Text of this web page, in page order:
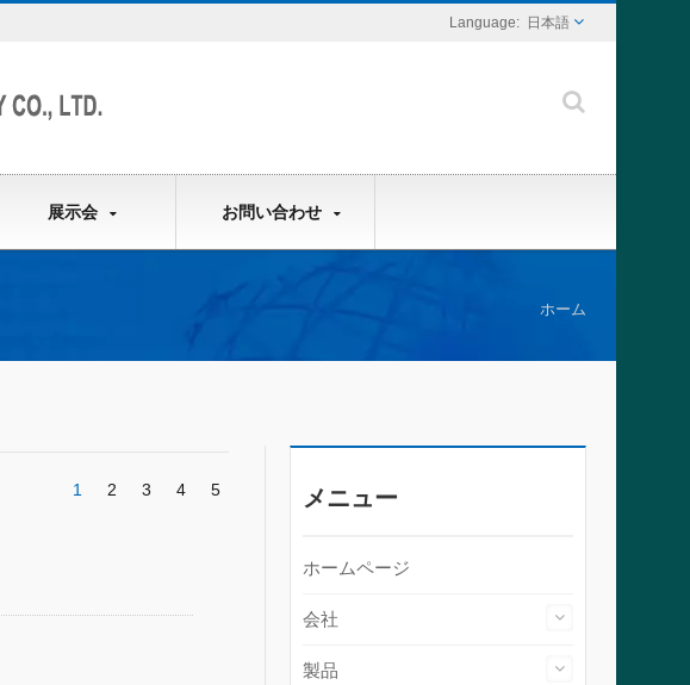
日本語
展示会 お問い合わせ
ホーム
1 2 3 4 5 メニュー
ホームページ
会社
製品